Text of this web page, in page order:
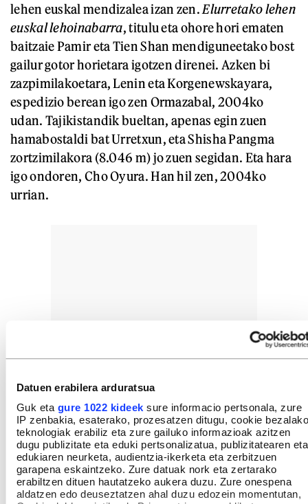
Datuen erabilera arduratsua
Guk eta gure 1022 kideek sure informacio pertsonala, zure
IP zenbakia, esaterako, prozesatzen ditugu, cookie bezalako
teknologiak erabiliz eta zure gailuko informazioak azitzen
dugu publizitate eta eduki pertsonalizatua, publizitatearen eta
edukiaren neurketa, audientzia-ikerketa eta zerbitzuen
garapena eskaintzeko. Zure datuak nork eta zertarako
erabiltzen dituen hautatzeko aukera duzu. Zure onespena
aldatzen edo deuseztatzen ahal duzu edozein momentutan,
lehen euskal mendizalea izan zen. Elurretako lehen
euskal lehoinabarra, titulu eta ohore hori ematen
baitzaie Pamir eta Tien Shan mendiguneetako bost
gailur gotor horietara igotzen direnei. Azken bi
zazpimilakoetara, Lenin eta Korgenewskayara,
espedizio berean igo zen Ormazabal, 2004ko
udan. Tajikistandik bueltan, apenas egin zuen
hamabostaldi bat Urretxun, eta Shisha Pangma
zortzimilakora (8.046 m) jo zuen segidan. Eta hara
igo ondoren, Cho Oyura. Han hil zen, 2004ko
urrian.